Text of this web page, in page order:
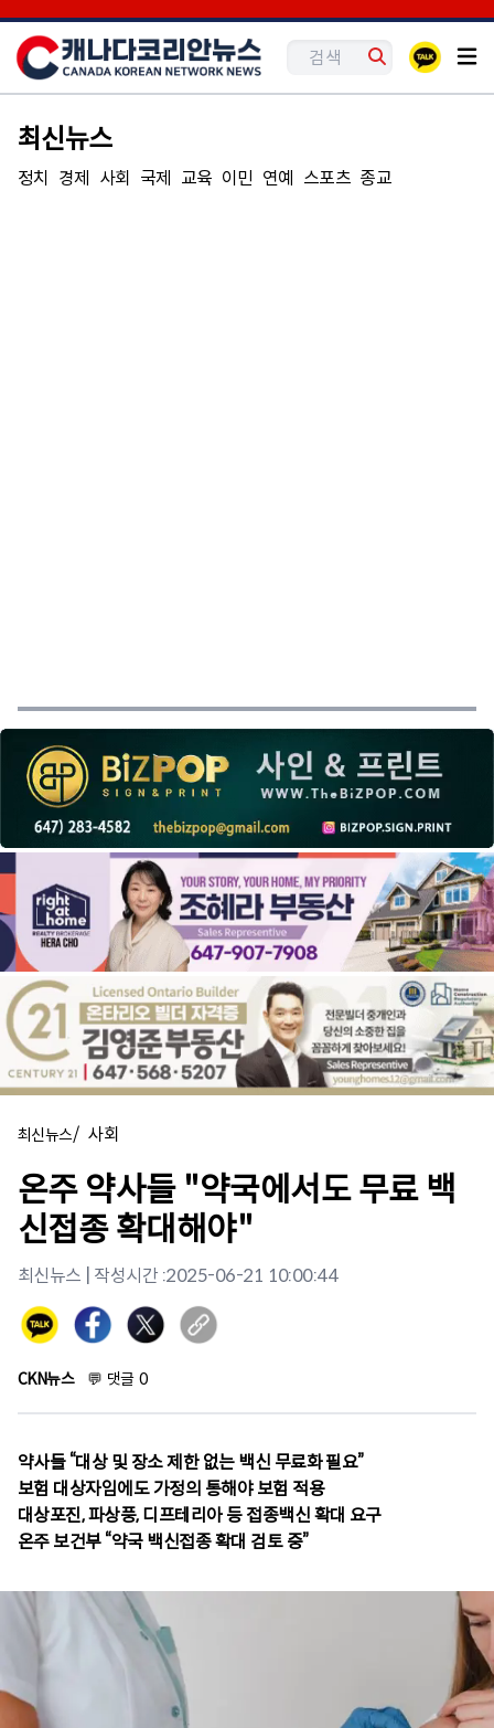
최신뉴스
정치 경제 사회 국제 교육 이민 연예 스포츠 종교
최신뉴스/ 사회
온주 약사들 "약국에서도 무료 백
신접종 확대해야"
최신뉴스 | 작성시간 :2025-06-21 10:00:44
CKN뉴스 💬 댓글 0
약사들 “대상 및 장소 제한 없는 백신 무료화 필요”
보험 대상자임에도 가정의 통해야 보험 적용
대상포진, 파상풍, 디프테리아 등 접종백신 확대 요구
온주 보건부 “약국 백신접종 확대 검토 중”